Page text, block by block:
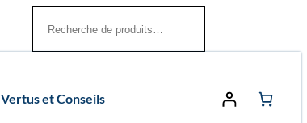
Vertus et Conseils